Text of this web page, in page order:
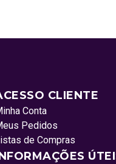
CLIENTE
Conta
Pedidos
de Compras